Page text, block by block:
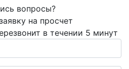
вопросы?
на просчет
в течении 5 минут